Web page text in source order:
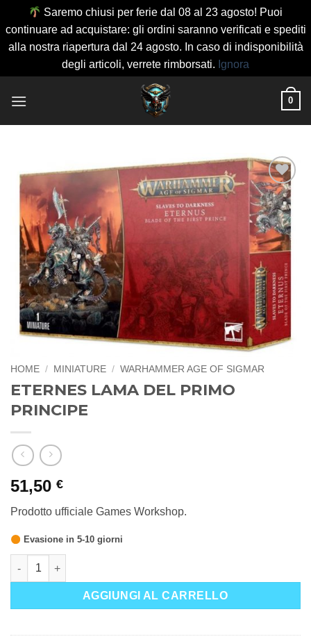
Saremo chiusi per ferie dal 08 al 23 agosto! Puoi
continuare ad acquistare: gli ordini saranno verificati e spediti
alla nostra riapertura dal 24 agosto. In caso di indisponibilità
degli articoli, verrete rimborsati. Ignora
0
Aggiungi
alla lista
dei
desideri
HOME / MINIATURE / WARHAMMER AGE OF SIGMAR
ETERNES LAMA DEL PRIMO
PRINCIPE
51,50 €
Prodotto ufficiale Games Workshop.
Evasione in 5-10 giorni
ETERNES LAMA DEL PRIMO PRINCIPE quantità
AGGIUNGI AL CARRELLO